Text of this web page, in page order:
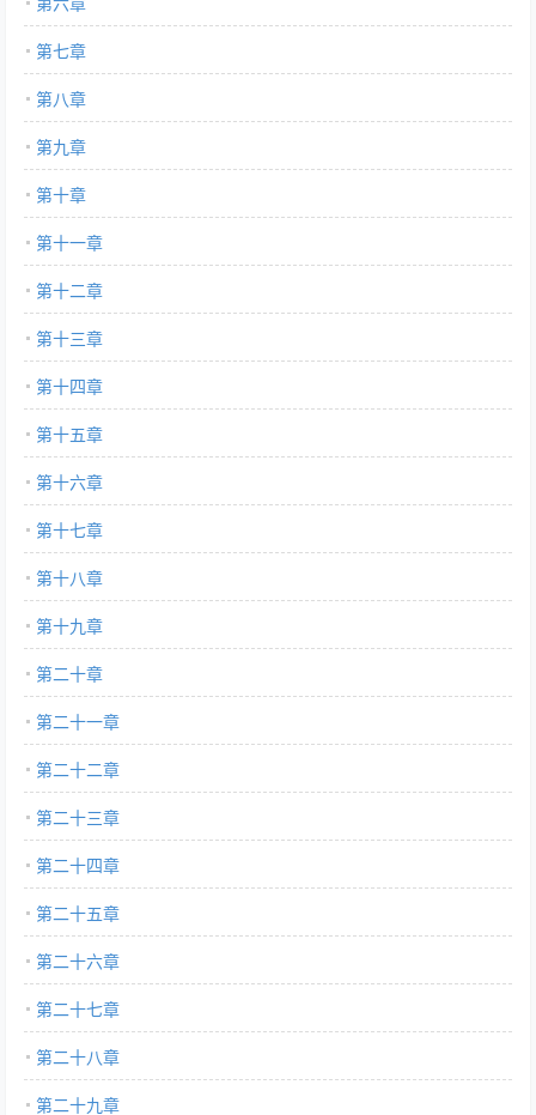
第七章
第八章
第九章
第十章
第十一章
第十二章
第十三章
第十四章
第十五章
第十六章
第十七章
第十八章
第十九章
第二十章
第二十一章
第二十二章
第二十三章
第二十四章
第二十五章
第二十六章
第二十七章
第二十八章
第二十九章